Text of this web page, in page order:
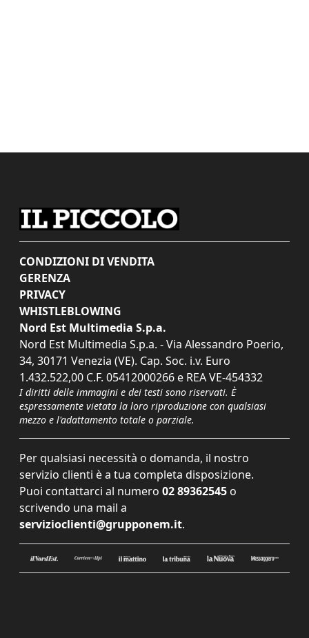
CONDIZIONI DI VENDITA
GERENZA
PRIVACY
WHISTLEBLOWING
Nord Est Multimedia S.p.a.
Nord Est Multimedia S.p.a. - Via Alessandro Poerio,
34, 30171 Venezia (VE). Cap. Soc. i.v. Euro
1.432.522,00 C.F. 05412000266 e REA VE-454332
I diritti delle immagini e dei testi sono riservati. È
espressamente vietata la loro riproduzione con qualsiasi
mezzo e l'adattamento totale o parziale.
Per qualsiasi necessità o domanda, il nostro
servizio clienti è a tua completa disposizione.
Puoi contattarci al numero 02 89362545 o
scrivendo una mail a
servizioclienti@grupponem.it.